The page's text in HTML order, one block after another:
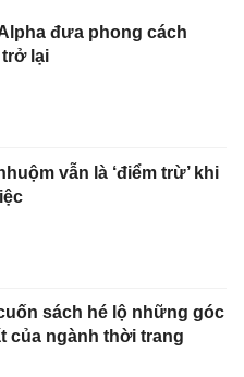
đưa phong cách
lại
vẫn là ‘điểm trừ’ khi
sách hé lộ những góc
của ngành thời trang